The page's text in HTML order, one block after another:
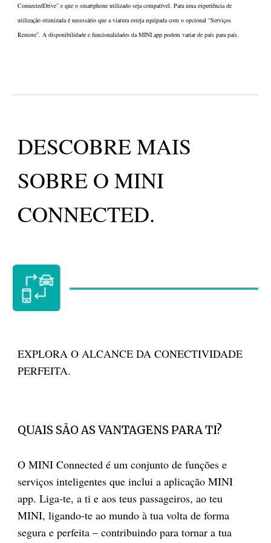
ConnectedDrive” e que o smartphone utilizado seja compatível. Para uma experiência de
utilização otimizada é necessário que a viatura esteja equipada com o opcional “Serviços
Remote”. A disponibilidade e funcionalidades da MINI app podem variar de país para país.
DESCOBRE MAIS
SOBRE O MINI
CONNECTED.
EXPLORA O ALCANCE DA CONECTIVIDADE
PERFEITA.
QUAIS SÃO AS VANTAGENS PARA TI?
O MINI Connected é um conjunto de funções e
serviços inteligentes que inclui a aplicação MINI
app. Liga-te, a ti e aos teus passageiros, ao teu
MINI, ligando-te ao mundo à tua volta de forma
segura e perfeita – contribuindo para tornar a tua